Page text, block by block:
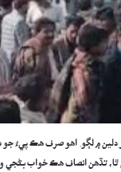
۾ لڳو. اهو صرف هڪ پيءُ جو
تڏهن انصاف هڪ خواب بڻجي